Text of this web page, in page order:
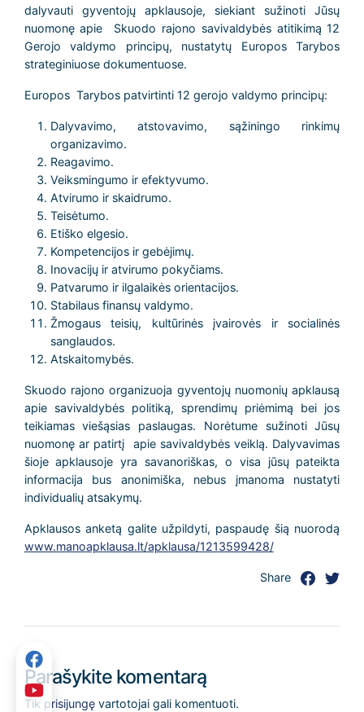
dalyvauti gyventojų apklausoje, siekiant sužinoti Jūsų
nuomonę apie Skuodo rajono savivaldybės atitikimą 12
Gerojo valdymo principų, nustatytų Europos Tarybos
strateginiuose dokumentuose.
Europos Tarybos patvirtinti 12 gerojo valdymo principų:
Dalyvavimo, atstovavimo, sąžiningo rinkimų
organizavimo.
Reagavimo.
Veiksmingumo ir efektyvumo.
Atvirumo ir skaidrumo.
Teisėtumo.
Etiško elgesio.
Kompetencijos ir gebėjimų.
Inovacijų ir atvirumo pokyčiams.
Patvarumo ir ilgalaikės orientacijos.
Stabilaus finansų valdymo.
Žmogaus teisių, kultūrinės įvairovės ir socialinės
sanglaudos.
Atskaitomybės.
Skuodo rajono organizuoja gyventojų nuomonių apklausą
apie savivaldybės politiką, sprendimų priėmimą bei jos
teikiamas viešąsias paslaugas. Norėtume sužinoti Jūsų
nuomonę ar patirtį apie savivaldybės veiklą. Dalyvavimas
šioje apklausoje yra savanoriškas, o visa jūsų pateikta
informacija bus anonimiška, nebus įmanoma nustatyti
individualių atsakymų.
Apklausos anketą galite užpildyti, paspaudę šią nuorodą
www.manoapklausa.lt/apklausa/1213599428/
Share
Parašykite komentarą
Tik prisijungęvartotojai gali komentuoti.